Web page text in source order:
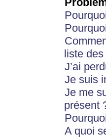
liste
J’ai
Je suis
Je me
présent
A quoi